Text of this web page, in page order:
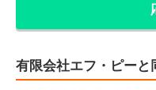
有限会社エフ・ピーと